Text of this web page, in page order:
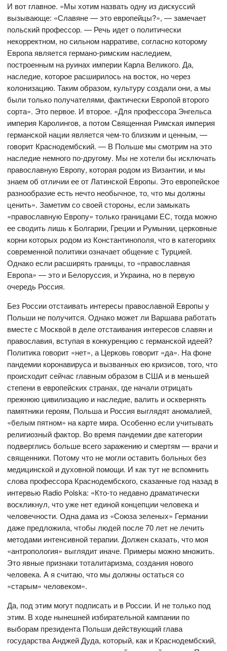
И вот главное. «Мы хотим назвать одну из дискуссий
вызывающе: «Славяне — это европейцы?», — замечает
польский профессор. — Речь идет о политически
некорректном, но сильном нарративе, согласно которому
Европа является германо-римским наследием,
построенным на руинах империи Карла Великого. Да,
наследие, которое расширилось на восток, но через
колонизацию. Таким образом, культуру создали они, а мы
были только получателями, фактически Европой второго
сорта». Это первое. И второе. «Для профессора Энгельса
империя Каролингов, а потом Священная Римская империя
германской нации является чем-то близким и ценным, —
говорит Краснодембский. — В Польше мы смотрим на это
наследие немного по-другому. Мы не хотели бы исключать
православную Европу, которая родом из Византии, и мы
знаем об отличии ее от Латинской Европы. Это европейское
разнообразие есть нечто необычное, то, что мы должны
ценить». Заметим со своей стороны, если замыкать
«православную Европу» только границами ЕС, тогда можно
ее сводить лишь к Болгарии, Греции и Румынии, церковные
корни которых родом из Константинополя, что в категориях
современной политики означает общение с Турцией.
Однако если расширять границы, то «православная
Европа» — это и Белоруссия, и Украина, но в первую
очередь Россия.
Без России отстаивать интересы православной Европы у
Польши не получится. Однако может ли Варшава работать
вместе с Москвой в деле отстаивания интересов славян и
православия, вступая в конкуренцию с германской идеей?
Политика говорит «нет», а Церковь говорит «да». На фоне
пандемии коронавируса и вызванных ею кризисов, того, что
происходит сейчас главным образом в США и в меньшей
степени в европейских странах, где начали отрицать
прежнюю цивилизацию и наследие, валить и осквернять
памятники героям, Польша и Россия выглядят аномалией,
«белым пятном» на карте мира. Особенно если учитывать
религиозный фактор. Во время пандемии две категории
подверглись больше всего заражению и смертям — врачи и
священники. Потому что не могли оставить больных без
медицинской и духовной помощи. И как тут не вспомнить
слова профессора Краснодембского, сказанные год назад в
интервью Radio Polska: «Кто-то недавно драматически
воскликнул, что уже нет единой концепции человека и
человечности. Одна дама из «Союза зеленых» Германии
даже предложила, чтобы людей после 70 лет не лечить
методами интенсивной терапии. Должен сказать, что моя
«антропология» выглядит иначе. Примеры можно множить.
Это явные признаки тоталитаризма, создания нового
человека. А я считаю, что мы должны остаться со
«старым» человеком».
Да, под этим могут подписать и в России. И не только под
этим. В ходе нынешней избирательной кампании по
выборам президента Польши действующий глава
государства Анджей Дуда, который, как и Краснодембский,